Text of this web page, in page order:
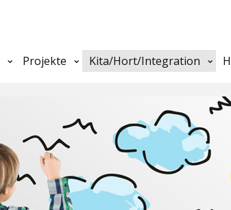
Projekte Kita/Hort/Integration